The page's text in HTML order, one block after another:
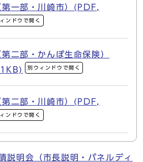
一部・川崎市）(PDF,
ンドウで開く
二部・かんぽ生命保険）
別ウィンドウで開く
二部・川崎市）(PDF,
ンドウで開く
説明会（市長説明・パネルディ